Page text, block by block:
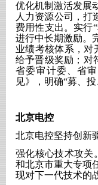
优化机制激活发展
人力资源公司，打
费用性支出。实行
进行中长期激励。
业绩考核体系，对
给予晋级奖励；对
省委审计委、省
见》，明确“募、
北京电控
北京电控坚持创新
强化核心技术攻关
和北京市重大专项
现对下一代技术的